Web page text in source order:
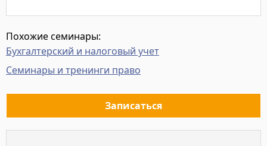
Похожие семинары:
Бухгалтерский и налоговый учет
Семинары и тренинги право
Записаться